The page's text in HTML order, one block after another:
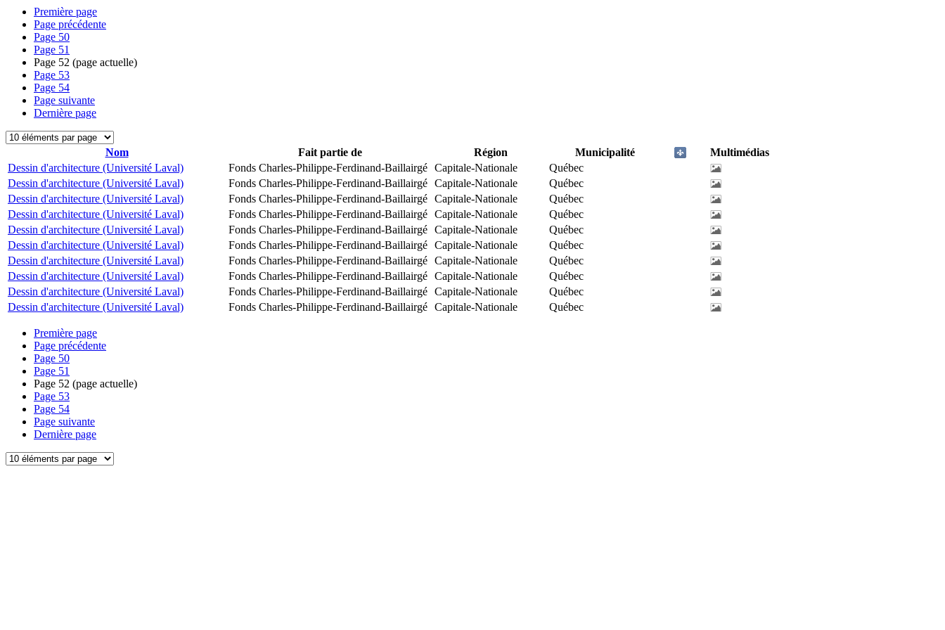
Première page
Page précédente
Page 50
Page 51
Page 52 (page actuelle)
Page 53
Page 54
Page suivante
Dernière page
Nom Fait partie de Région Municipalité
Multimédias
Dessin d'architecture (Université Laval)
Fonds Charles-Philippe-Ferdinand-Baillairgé Capitale-Nationale
Québec
Dessin d'architecture (Université Laval)
Fonds Charles-Philippe-Ferdinand-Baillairgé Capitale-Nationale
Québec
Dessin d'architecture (Université Laval)
Fonds Charles-Philippe-Ferdinand-Baillairgé Capitale-Nationale
Québec
Dessin d'architecture (Université Laval)
Fonds Charles-Philippe-Ferdinand-Baillairgé Capitale-Nationale
Québec
Dessin d'architecture (Université Laval)
Fonds Charles-Philippe-Ferdinand-Baillairgé Capitale-Nationale
Québec
Dessin d'architecture (Université Laval)
Fonds Charles-Philippe-Ferdinand-Baillairgé Capitale-Nationale
Québec
Dessin d'architecture (Université Laval)
Fonds Charles-Philippe-Ferdinand-Baillairgé Capitale-Nationale
Québec
Dessin d'architecture (Université Laval)
Fonds Charles-Philippe-Ferdinand-Baillairgé Capitale-Nationale
Québec
Dessin d'architecture (Université Laval)
Fonds Charles-Philippe-Ferdinand-Baillairgé Capitale-Nationale
Québec
Dessin d'architecture (Université Laval)
Fonds Charles-Philippe-Ferdinand-Baillairgé Capitale-Nationale Québec
Première page
Page précédente
Page 50
Page 51
Page 52 (page actuelle)
Page 53
Page 54
Page suivante
Dernière page